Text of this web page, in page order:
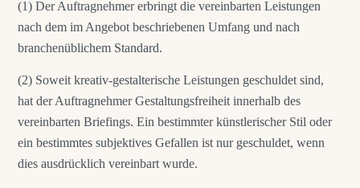
(1) Der Auftragnehmer erbringt die vereinbarten Leistungen
nach dem im Angebot beschriebenen Umfang und nach
branchenüblichem Standard.
(2) Soweit kreativ-gestalterische Leistungen geschuldet sind,
hat der Auftragnehmer Gestaltungsfreiheit innerhalb des
vereinbarten Briefings. Ein bestimmter künstlerischer Stil oder
ein bestimmtes subjektives Gefallen ist nur geschuldet, wenn
dies ausdrücklich vereinbart wurde.